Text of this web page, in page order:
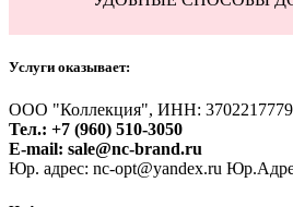
Услуги оказывает:
ООО "Коллекция", ИНН:
Тел.: +7 (960) 510-3050
E-mail: sale@nc-brand.ru
Юр. адрес: nc-opt@yandex.ru